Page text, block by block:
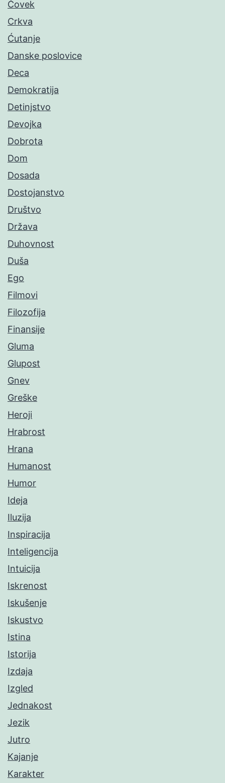
Čovek
Crkva
Ćutanje
Danske poslovice
Deca
Demokratija
Detinjstvo
Devojka
Dobrota
Dom
Dosada
Dostojanstvo
Društvo
Država
Duhovnost
Duša
Ego
Filmovi
Filozofija
Finansije
Gluma
Glupost
Gnev
Greške
Heroji
Hrabrost
Hrana
Humanost
Humor
Ideja
Iluzija
Inspiracija
Inteligencija
Intuicija
Iskrenost
Iskušenje
Iskustvo
Istina
Istorija
Izdaja
Izgled
Jednakost
Jezik
Jutro
Kajanje
Karakter